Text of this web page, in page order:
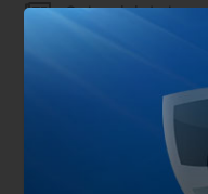
¿Coloccini de las